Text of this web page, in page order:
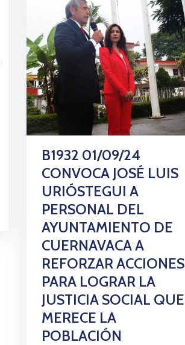
B1932 01/09/24
CONVOCA JOSÉ LUIS
URIÓSTEGUI A
PERSONAL DEL
AYUNTAMIENTO DE
CUERNAVACA A
REFORZAR ACCIONES
PARA LOGRAR LA
JUSTICIA SOCIAL QUE
MERECE LA
POBLACIÓN